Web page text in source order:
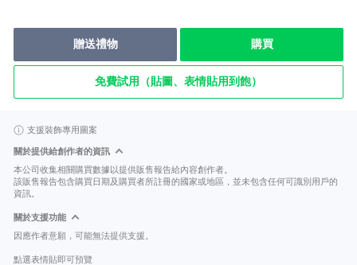
贈送禮物 購買
免費試用（貼圖、表情貼用到飽）
支援裝飾專用圖案
關於提供給創作者的資訊
本公司收集相關購買數據以提供販售報告給內容創作者。
該販售報告包含購買日期及購買者所註冊的國家或地區，並未包含任何可識別用戶的
資訊。
關於支援功能
因應作者意願，可能無法提供支援。
點選表情貼即可預覽